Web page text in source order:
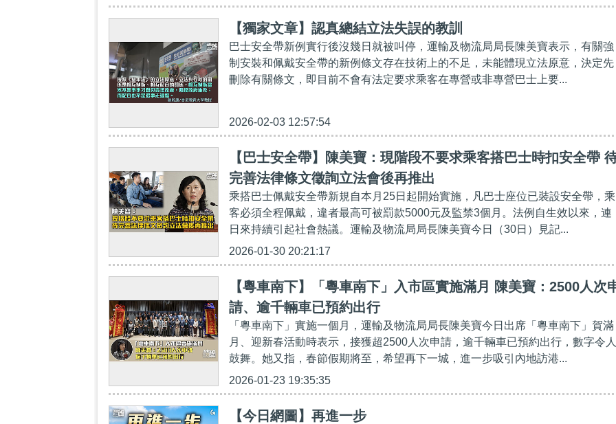
【獨家文章】認真總結立法失誤的教訓
巴士安全帶新例實行後沒幾日就被叫停，運輸及物流局局長陳美寶表示，有關強
制安裝和佩戴安全帶的新例條文存在技術上的不足，未能體現立法原意，決定先
刪除有關條文，即目前不會有法定要求乘客在專營或非專營巴士上要...
2026-02-03 12:57:54
【巴士安全帶】陳美寶：現階段不要求乘客搭巴士時扣安全帶
完善法律條文徵詢立法會後再推出
乘搭巴士佩戴安全帶新規自本月25日起開始實施，凡巴士座位已裝設安全帶，乘
客必須全程佩戴，違者最高可被罰款5000元及監禁3個月。法例自生效以來，連
日來持續引起社會熱議。運輸及物流局局長陳美寶今日（30日）見記...
2026-01-30 20:21:17
【粵車南下】「粵車南下」入市區實施滿月 陳美寶：2500人次
請、逾千輛車已預約出行
「粵車南下」實施一個月，運輸及物流局局長陳美寶今日出席「粵車南下」賀滿
月、迎新春活動時表示，接獲超2500人次申請，逾千輛車已預約出行，數字令人
鼓舞。她又指，春節假期將至，希望再下一城，進一步吸引內地訪港...
2026-01-23 19:35:35
【今日網圖】再進一步